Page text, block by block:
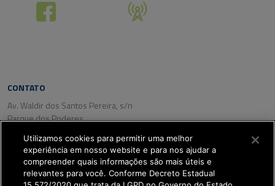
CONTATO
Av. Waldir dos Santos Pereira, s/n
Parque dos Poderes
Campo Grande/ MS
Tel. (67) 3318-2800
Fax: (67) 3318-2809
Utilizamos cookies para permitir uma melhor
experiência em nosso website e para nos ajudar a
compreender quais informações são mais úteis e
relevantes para você. Conforme Decreto Estadual